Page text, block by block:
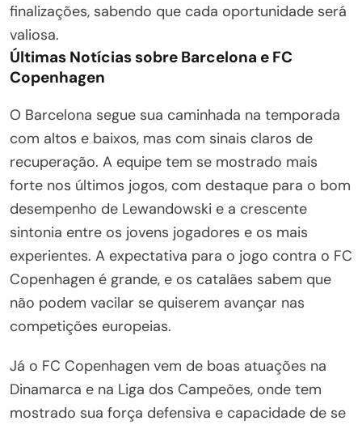
finalizações, sabendo que cada oportunidade será
valiosa.
Últimas Notícias sobre Barcelona e FC
Copenhagen
O Barcelona segue sua caminhada na temporada
com altos e baixos, mas com sinais claros de
recuperação. A equipe tem se mostrado mais
forte nos últimos jogos, com destaque para o bom
desempenho de Lewandowski e a crescente
sintonia entre os jovens jogadores e os mais
experientes. A expectativa para o jogo contra o FC
Copenhagen é grande, e os catalães sabem que
não podem vacilar se quiserem avançar nas
competições europeias.
Já o FC Copenhagen vem de boas atuações na
Dinamarca e na Liga dos Campeões, onde tem
mostrado sua força defensiva e capacidade de se